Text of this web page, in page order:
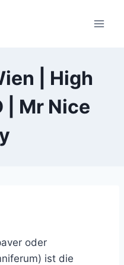
| High
| Mr Nice
oder
ist die